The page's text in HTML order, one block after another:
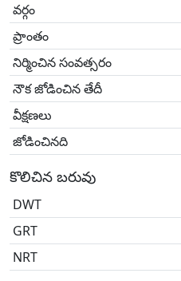
వర్గం
ప్రాంతం
నిర్మించిన సంవత్సరం
నౌక జోడించిన తేదీ
వీక్షణలు
జోడించినది
కొలిచిన బరువు
DWT
GRT
NRT